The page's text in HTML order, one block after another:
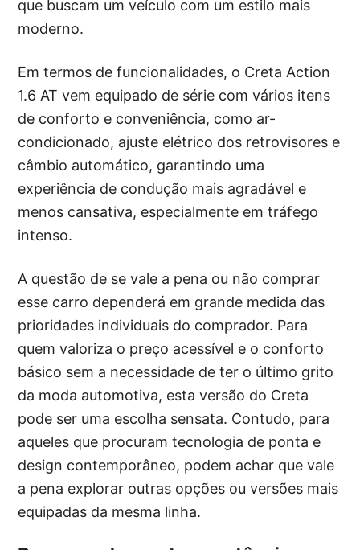
que buscam um veículo com um estilo mais
moderno.
Em termos de funcionalidades, o Creta Action
1.6 AT vem equipado de série com vários itens
de conforto e conveniência, como ar-
condicionado, ajuste elétrico dos retrovisores e
câmbio automático, garantindo uma
experiência de condução mais agradável e
menos cansativa, especialmente em tráfego
intenso.
A questão de se vale a pena ou não comprar
esse carro dependerá em grande medida das
prioridades individuais do comprador. Para
quem valoriza o preço acessível e o conforto
básico sem a necessidade de ter o último grito
da moda automotiva, esta versão do Creta
pode ser uma escolha sensata. Contudo, para
aqueles que procuram tecnologia de ponta e
design contemporâneo, podem achar que vale
a pena explorar outras opções ou versões mais
equipadas da mesma linha.